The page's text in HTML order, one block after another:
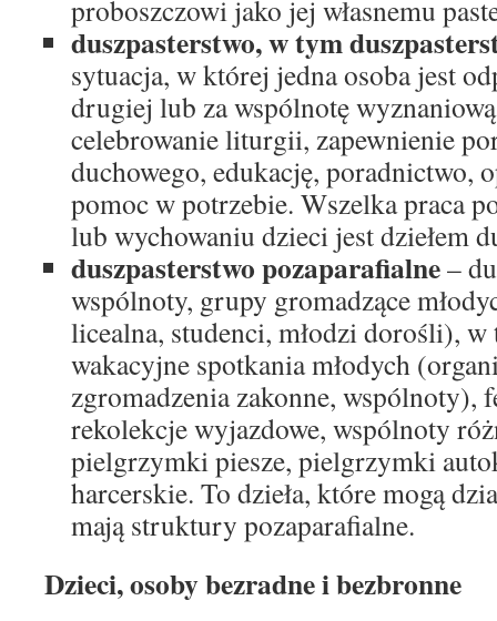
proboszczowi jako jej własnemu
duszpasterstwo, w tym
sytuacja, w której jedna osoba jest
drugiej lub za wspólnotę
celebrowanie liturgii, zapewnienie
duchowego, edukację, poradnictwo,
pomoc w potrzebie. Wszelka praca
lub wychowaniu dzieci jest dziełem
duszpasterstwo pozaparafialne–
wspólnoty, grupy gromadzące
licealna, studenci, młodzi dorośli),
wakacyjne spotkania młodych
zgromadzenia zakonne, wspólnoty),
rekolekcje wyjazdowe, wspólnoty
pielgrzymki piesze, pielgrzymki
harcerskie. To dzieła, które mogą
mają struktury pozaparafialne.
Dzieci, osoby bezradne i bezbronne